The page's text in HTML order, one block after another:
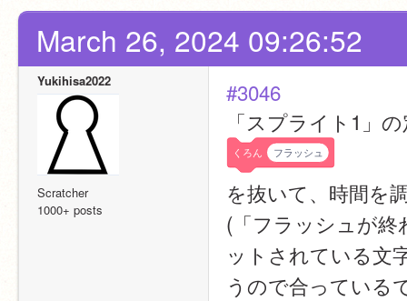
March 26, 2024 09:26:52
Yukihisa2022
Scratcher
1000+ posts
#3046
「スプライト1」
くろん フラッシュ
を抜いて、時間を
(「フラッシュが
ットされている文
うので合っている